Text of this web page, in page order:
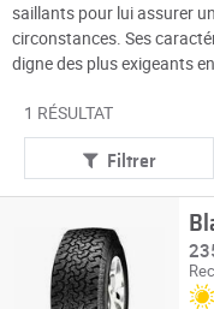
saillants pour lui assurer
circonstances. Ses
digne des plus exigeants
1 RÉSULTAT
Filtrer